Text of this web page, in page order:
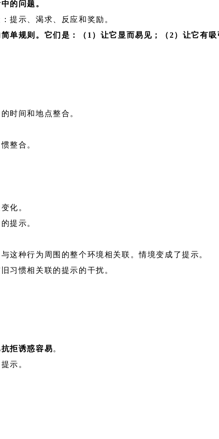
的问题。
提示、渴求、反应和奖励。
单规则。它们是：（1）让它显而易见；（2）让它有
时间和地点整合。
整合。
化。
提示。
这种行为周围的整个环境相关联。情境变成了提示。
习惯相关联的提示的干扰。
拒诱惑容易。
示。